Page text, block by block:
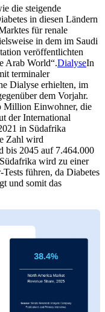
die steigende
in diesen Ländern
für renale
in dem im Saudi
veröffentlichten
Arab World“.DialyseIn
terminaler
Dialyse erhielten, im
dem Vorjahr.
Million Einwohner, die
der International
in Südafrika
Zahl wird
bis 2045 auf 7.464.000
wird zu einer
führen, da Diabetes
und somit das